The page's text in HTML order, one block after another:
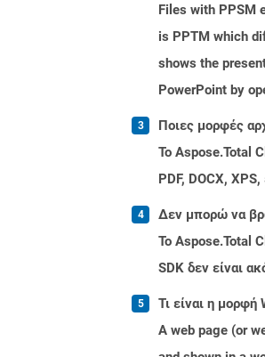
Files with PPSM
is PPTM which
shows the
PowerPoint by
Ποιες μορφές
Το Aspose.Total
PDF, DOCX,
Δεν μπορώ να
Το Aspose.Total
SDK δεν είναι
Τι είναι η μορφή
A web page (or